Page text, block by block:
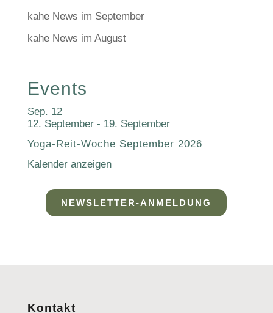
kahe News im September
kahe News im August
Events
Sep. 12
12. September- 19. September
Yoga-Reit-Woche September 2026
Kalender anzeigen
NEWSLETTER-ANMELDUNG
Kontakt